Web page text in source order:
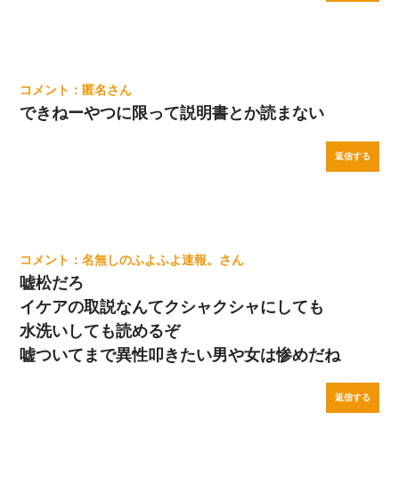
匿名
できねーやつに限って説明書とか読まない
返信する
名無しのふよふよ速報。
嘘松だろ
イケアの取説なんてクシャクシャにしても
水洗いしても読めるぞ
嘘ついてまで異性叩きたい男や女は惨めだね
返信する